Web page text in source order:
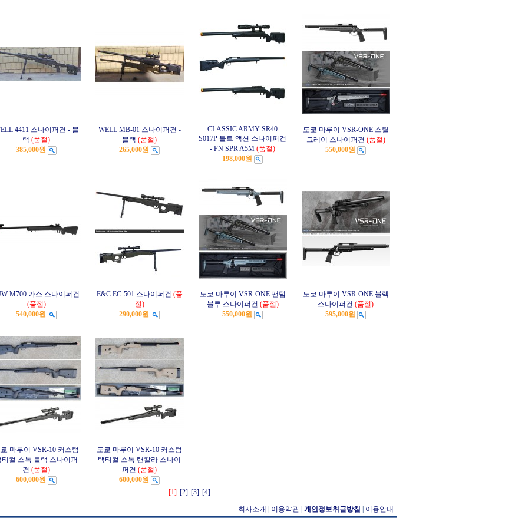
4411 스나이퍼건 - 블
랙 (품절)
385,000원
WELL MB-01 스나이퍼건 -
블랙 (품절)
265,000원
CLASSIC ARMY SR40
S017P 볼트 액션 스나이퍼건
- FN SPR A5M (품절)
198,000원
도쿄 마루이 VSR-ONE 스틸
그레이 스나이퍼건 (품절)
550,000원
M700 가스 스나이퍼건
(품절)
540,000원
E&C EC-501 스나이퍼건 (품
절)
290,000원
도쿄 마루이 VSR-ONE 팬텀
블루 스나이퍼건 (품절)
550,000원
도쿄 마루이 VSR-ONE 블랙
스나이퍼건 (품절)
595,000원
마루이 VSR-10 커스텀
티컬 스톡 블랙 스나이퍼
건 (품절)
600,000원
도쿄 마루이 VSR-10 커스텀
택티컬 스톡 탠칼라 스나이
퍼건 (품절)
600,000원
[1] [2] [3] [4]
회사소개 이용약관 개인정보취급방침 이용안내